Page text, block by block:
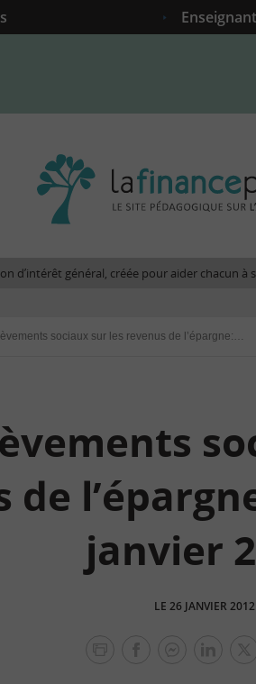
d’intérêt général, créée pour aider chacun à
Prélèvements sociaux sur les revenus de l’épargne: + 1,1 % au 1er janvier 2009
de
janvier
LE 26 JANVIER 2012